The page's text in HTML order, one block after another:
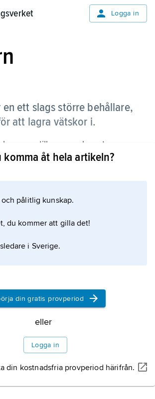
Logga in
en ett slags större behållare,
att lagra vätskor i.
man till exempel se stora
De kallas
komma åt hela artikeln?
pålitlig kunskap.
du kommer att gilla det!
i Sverige.
din gratis provperiod
eller
Logga in
din kostnadsfria provperiod härifrån.